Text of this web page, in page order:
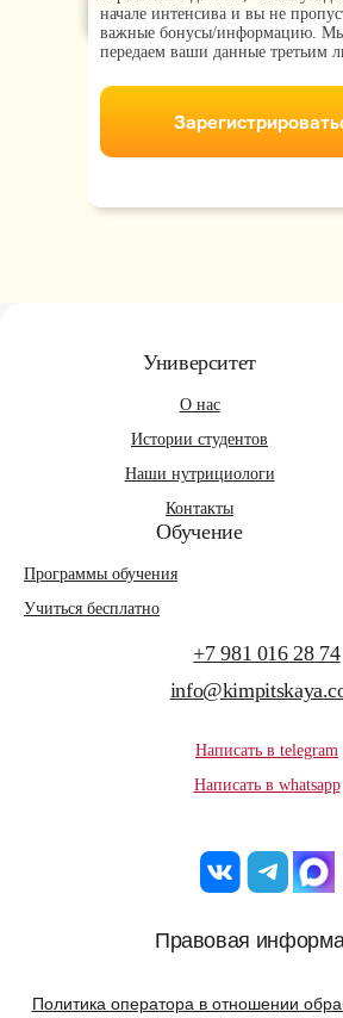
начале интенсива и вы не
важные бонусы/информацию.
передаем ваши данные третьим
Правовая
Политика оператора в отношении
+7 981 016 28 74
Написать в telegram
Написать в whatsapp
Университет
О нас
Истории студентов
Наши нутрициологи
Контакты
Обучение
Программы обучения
Учиться бесплатно